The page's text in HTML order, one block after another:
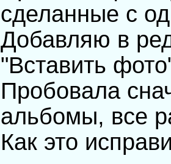
сделанные с
Добавляю в
"Вставить
Пробовала
альбомы, все
Как это